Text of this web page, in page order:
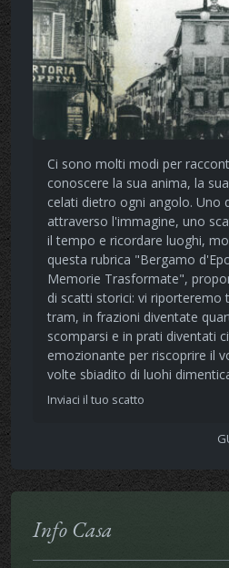
Ci sono molti modi per
conoscere la sua anima, la
celati dietro ogni angolo. Uno
attraverso l'immagine, uno
il tempo e ricordare luoghi,
questa rubrica "Bergamo
Memorie Trasformate",
di scatti storici: vi riporteremo
tram, in frazioni diventate
scomparsi e in prati diventati
emozionante per riscoprire il
volte sbiadito di luohi
Inviaci il tuo scatto
Info Casa